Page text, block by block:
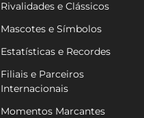
Rivalidades e Clássicos
Mascotes e Símbolos
Estatísticas e Recordes
Filiais e Parceiros
Internacionais
Momentos Marcantes